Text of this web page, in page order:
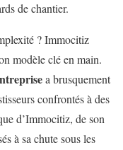
de chantier.
? Immocitiz
modèle clé en main.
a brusquement
confrontés à des
d’Immocitiz, de son
à sa chute sous les